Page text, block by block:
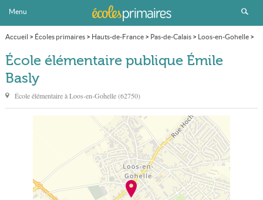
Menu
Accueil > Écoles primaires> Hauts-de-France> Pas-de-Calais> Loos-en-Gohelle>
École élémentaire publique Émile Basly
École élémentaire publique Émile
Basly
École élémentaire àLoos-en-Gohelle(62750)